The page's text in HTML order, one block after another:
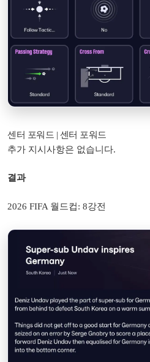
센터 포워드 | 센터 ​​포워드
추가 지시사항은 없습니다.
결과
2026 FIFA 월드컵: 8강전